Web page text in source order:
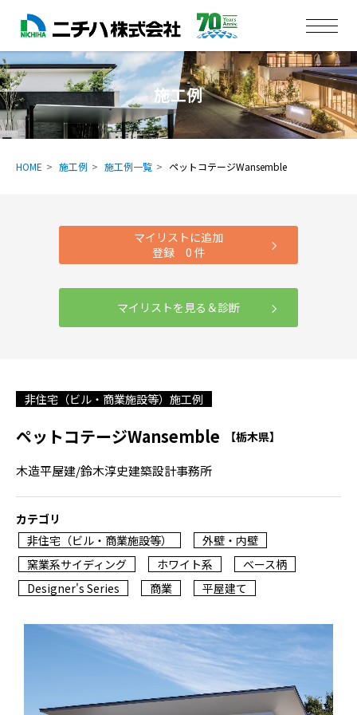
施工例
HOME 施工例 施工例一覧 ペットコテージWansemble
マイリストに追加
登録 0 件
マイリストを見る＆診断
非住宅（ビル・商業施設等）施工例
ペットコテージWansemble 【栃木県】
木造平屋建/鈴木淳史建築設計事務所
カテゴリ
非住宅（ビル・商業施設等）
外壁・内壁
窯業系サイディング
ホワイト系
ベース柄
Designer's Series
商業 平屋建て